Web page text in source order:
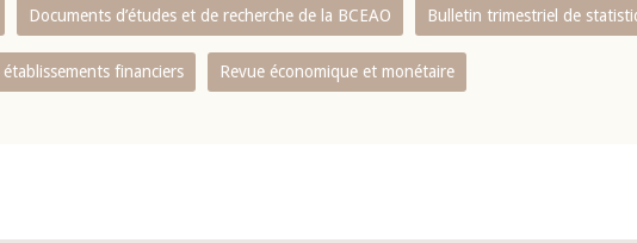
Documents d’études et de recherche de la BCEAO Bulletin trimestriel de
financiers Revue économique et monétaire